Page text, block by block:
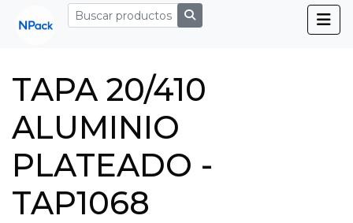
TAPA 20/410
ALUMINIO
PLATEADO -
TAP1068